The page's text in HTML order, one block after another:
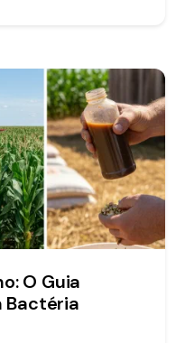
O Guia
Bactéria